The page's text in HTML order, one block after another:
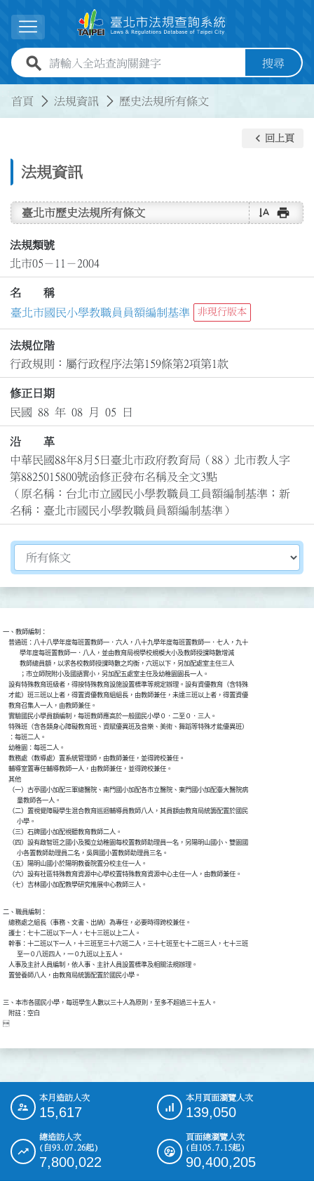
展開選單
全站查詢關鍵字欄位 搜尋
首頁 法規資訊 歷史法規所有條文
法規資訊
keyboard_arrow_left 回上頁
臺北市歷史法規所有條文 text_rotate_vertical print
法規類號
北市05－11－2004
名 稱
臺北市國民小學教職員員額編制基準
非現行版本
法規位階
行政規則：屬行政程序法第159條第2項第1款
修正日期
民國 88 年 08 月 05 日
沿 革
中華民國88年8月5日臺北市政府教育局（88）北市教人字
第8825015800號函修正發布名稱及全文3點
（原名稱：台北市立國民小學教職員工員額編制基準；新
名稱：臺北市國民小學教職員員額編制基準）
切換選擇法規資訊內容
一、教師編制：
    普通班：八十八學年度每班置教師一．六人，八十九學年度每班置教師一．七人，九十
            學年度每班置教師一．八人，並由教育局視學校規模大小及教師授課時數增減
            教師總員額，以求各校教師授課時數之均衡，六班以下，另加配處室主任三人
            ；市立師院附小及國語實小，另加配五處室主任及幼稚園園長一人。
    設有特殊教育班級者，得按特殊教育設施設置標準等規定辦理。設有資優教育（含特殊
    才能）班三班以上者，得置資優教育組組長，由教師兼任，未達三班以上者，得置資優
    教育召集人一人，由教師兼任。
    實驗國民小學員額編制，每班教師應高於一般國民小學０．二至０．三人。
    特殊班（含各類身心障礙教育班、資賦優異班及音樂、美術、舞蹈等特殊才能優異班）
    ：每班二人。
    幼稚園：每班二人。
    教務處（教導處）置系統管理師，由教師兼任，並得跨校兼任。
    輔導室置專任輔導教師一人，由教師兼任，並得跨校兼任。
    其他
    （一）古亭國小加配三軍總醫院、南門國小加配各市立醫院、東門國小加配臺大醫院病
          童教師各一人。
    （二）置視覺障礙學生混合教育巡迴輔導員教師八人，其員額由教育局統籌配置於國民
          小學。
    （三）石牌國小加配視聽教育教師二人。
    （四）設有啟智班之國小及獨立幼稚園每校置教師助理員一名，另陽明山國小、雙園國
          小各置教師助理員二名，吳興國小置教師助理員三名。
    （五）陽明山國小於陽明教養院置分校主任一人。
    （六）設有社區特殊教育資源中心學校置特殊教育資源中心主任一人，由教師兼任。
二、職員編制：
    總務處之組長（事務、文書、出納）為專任，必要時得跨校兼任。
    護士：七十二班以下一人，七十三班以上二人。
    幹事：十二班以下一人，十三班至三十六班二人，三十七班至七十二班三人，七十三班
          至一０八班四人，一０九班以上五人。
    人事及主計人員編制，依人事、主計人員設置標準及相關法規辦理。
    置營養師八人，由教育局統籌配置於國民小學。
三、本市各國民小學，每班學生人數以三十人為原則，至多不超過三十五人。
    附註：空白
::: 本月造訪人次
15,617
本月頁面瀏覽人次
139,050
總造訪人次
(自93.07.26起)
7,800,022
頁面總瀏覽人次
(自105.7.15起)
90,400,205